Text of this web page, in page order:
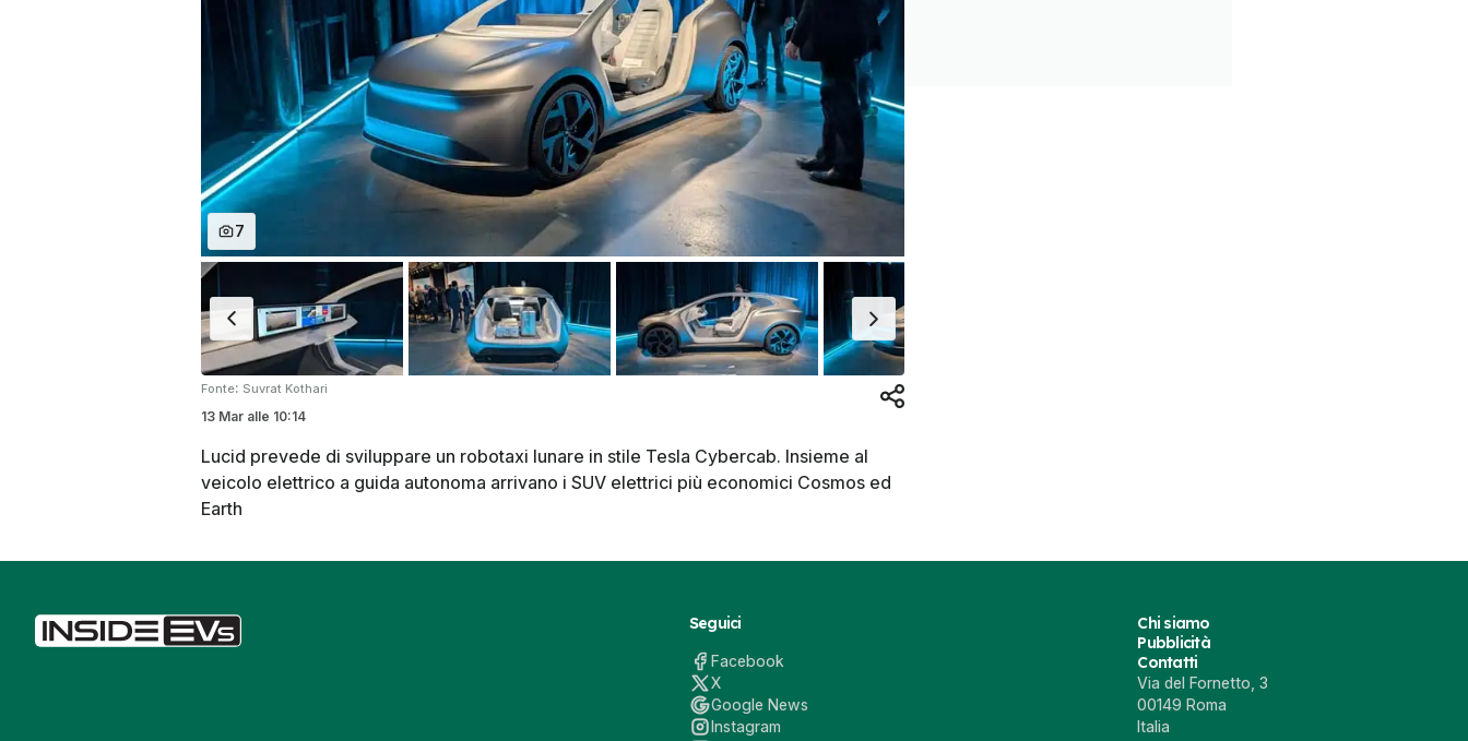
7
Fonte: Suvrat Kothari
13 Mar alle 10:14
Lucid prevede di sviluppare un robotaxi lunare in stile Tesla Cybercab. Insieme al
veicolo elettrico a guida autonoma arrivano i SUV elettrici più economici Cosmos ed
Earth
Seguici
Facebook
X
Google News
Instagram
Chi siamo
Pubblicità
Contatti
Via del Fornetto, 3
00149 Roma
Italia